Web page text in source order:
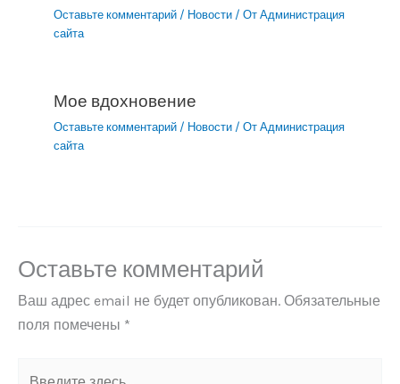
Оставьте комментарий / Новости / От Администрация
сайта
Мое вдохновение
Оставьте комментарий / Новости / От Администрация
сайта
Оставьте комментарий
Ваш адрес email не будет опубликован. Обязательные
поля помечены *